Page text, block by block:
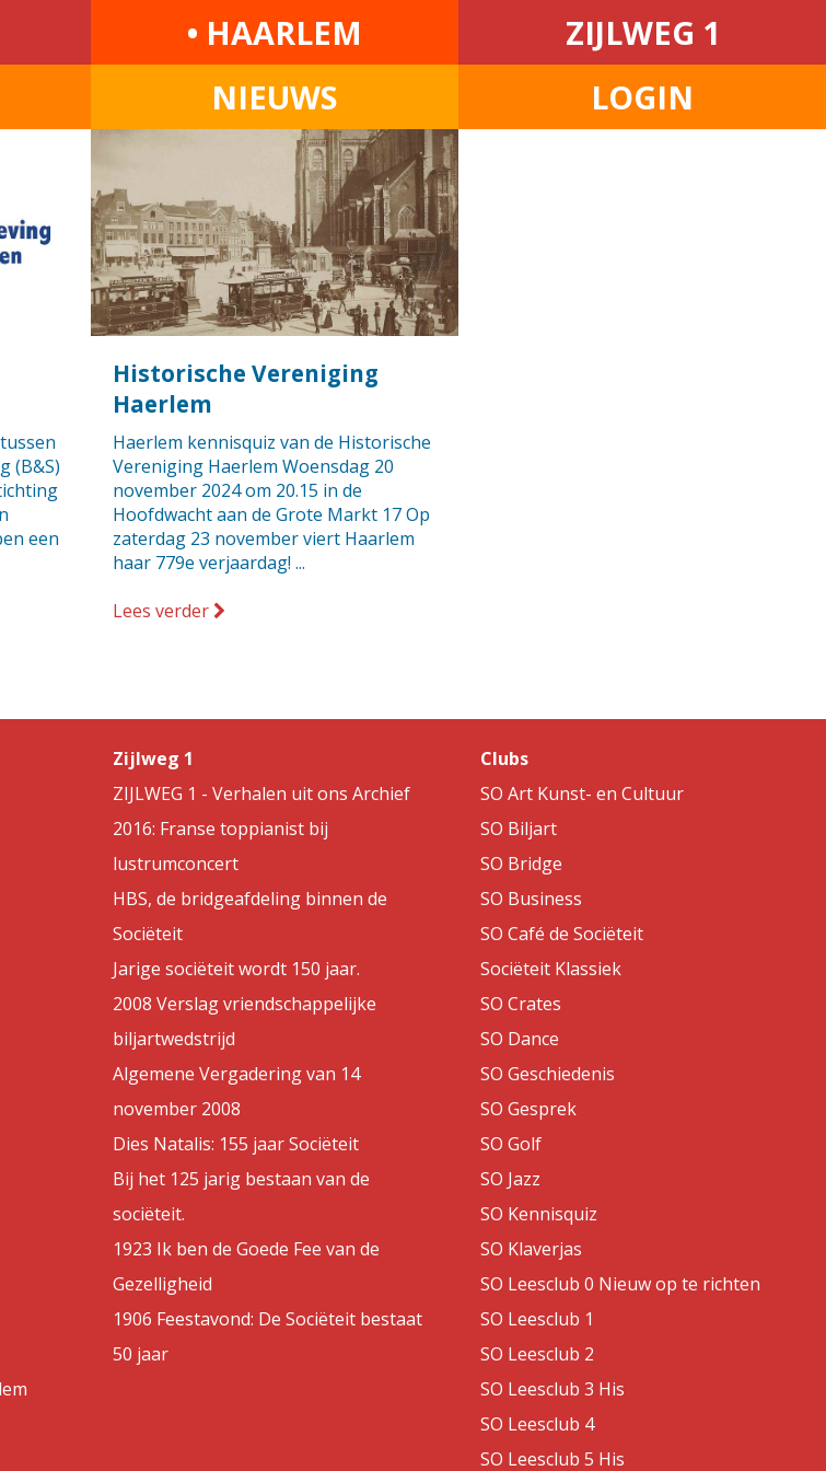
• HAARLEM
ZIJLWEG 1
NIEUWS LOGIN
(B&S)
een
Historische Vereniging
Haerlem
Haerlem kennisquiz van de Historische
Vereniging Haerlem Woensdag 20
november 2024 om 20.15 in de
Hoofdwacht aan de Grote Markt 17 Op
zaterdag 23 november viert Haarlem
haar 779e verjaardag! ...
Lees verder
Zijlweg 1
ZIJLWEG 1 - Verhalen uit ons Archief
2016: Franse toppianist bij
lustrumconcert
HBS, de bridgeafdeling binnen de
Sociëteit
Jarige sociëteit wordt 150 jaar.
2008 Verslag vriendschappelijke
biljartwedstrijd
Algemene Vergadering van 14
november 2008
Dies Natalis: 155 jaar Sociëteit
Bij het 125 jarig bestaan van de
sociëteit.
1923 Ik ben de Goede Fee van de
Gezelligheid
1906 Feestavond: De Sociëteit bestaat
50 jaar
Clubs
SO Art Kunst- en Cultuur
SO Biljart
SO Bridge
SO Business
SO Café de Sociëteit
Sociëteit Klassiek
SO Crates
SO Dance
SO Geschiedenis
SO Gesprek
SO Golf
SO Jazz
SO Kennisquiz
SO Klaverjas
SO Leesclub 0 Nieuw op te richten
SO Leesclub 1
SO Leesclub 2
SO Leesclub 3 His
SO Leesclub 4
SO Leesclub 5 His